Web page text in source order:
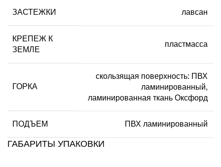
ЗАСТЕЖКИ лавсан
КРЕПЕЖ К
ЗЕМЛЕ
пластмасса
ГОРКА
скользящая поверхность: ПВХ
ламинированный,
ламинированная ткань Оксфорд
ПОДЪЕМ ПВХ ламинированный
ГАБАРИТЫ УПАКОВКИ